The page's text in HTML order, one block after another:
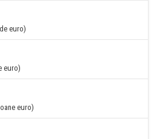
euro)
euro)
euro)